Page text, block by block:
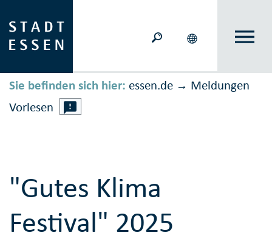
Sie befinden sich hier: essen.de → Meldungen
Vorlesen
"Gutes Klima
Festival" 2025